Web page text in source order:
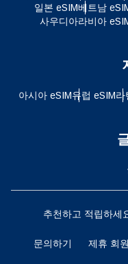
일본 eSIM베트남
사우디아라비아
아시아 eSIM유럽 ​​eSIM라
추천하고 적립하세
문의하기 제휴 회